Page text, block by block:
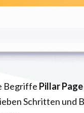
Begriffe Pillar Page
Schritten und